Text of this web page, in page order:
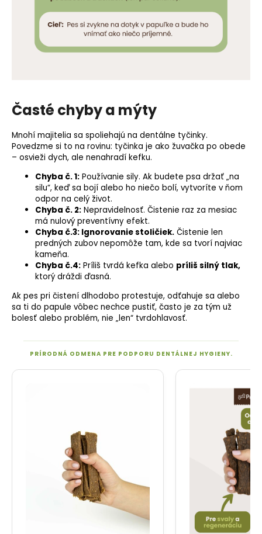
Časté chyby a mýty
Mnohí majitelia sa spoliehajú na dentálne tyčinky.
Povedzme si to na rovinu: tyčinka je ako žuvačka po obede
– osvieži dych, ale nenahradí kefku.
Chyba č. 1: Používanie sily. Ak budete psa držať „na
silu“, keď sa bojí alebo ho niečo bolí, vytvoríte v ňom
odpor na celý život.
Chyba č. 2: Nepravidelnosť. Čistenie raz za mesiac
má nulový preventívny efekt.
Chyba č.3: Ignorovanie stoličiek. Čistenie len
predných zubov nepomôže tam, kde sa tvorí najviac
kameňa.
Chyba č.4: Príliš tvrdá kefka alebo príliš silný tlak,
ktorý dráždi ďasná.
Ak pes pri čistení dlhodobo protestuje, odťahuje sa alebo
sa ti do papule vôbec nechce pustiť, často je za tým už
bolesť alebo problém, nie „len“ tvrdohlavosť.